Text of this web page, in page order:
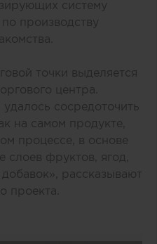
систему
производству
точки выделяется
центра.
сосредоточить
на самом продукте,
процессе, в основе
слоев фруктов, ягод,
рассказывают
проекта.